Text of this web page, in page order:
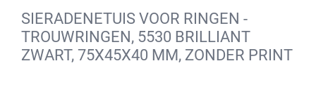
SIERADENETUIS VOOR RINGEN -
TROUWRINGEN, 5530 BRILLIANT
ZWART, 75X45X40 MM, ZONDER PRINT